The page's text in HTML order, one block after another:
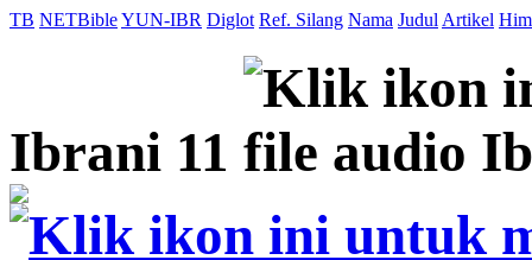
TB NETBibleYUN-IBR Diglot Ref. Silang Nama Judul Artikel
Ibrani 11